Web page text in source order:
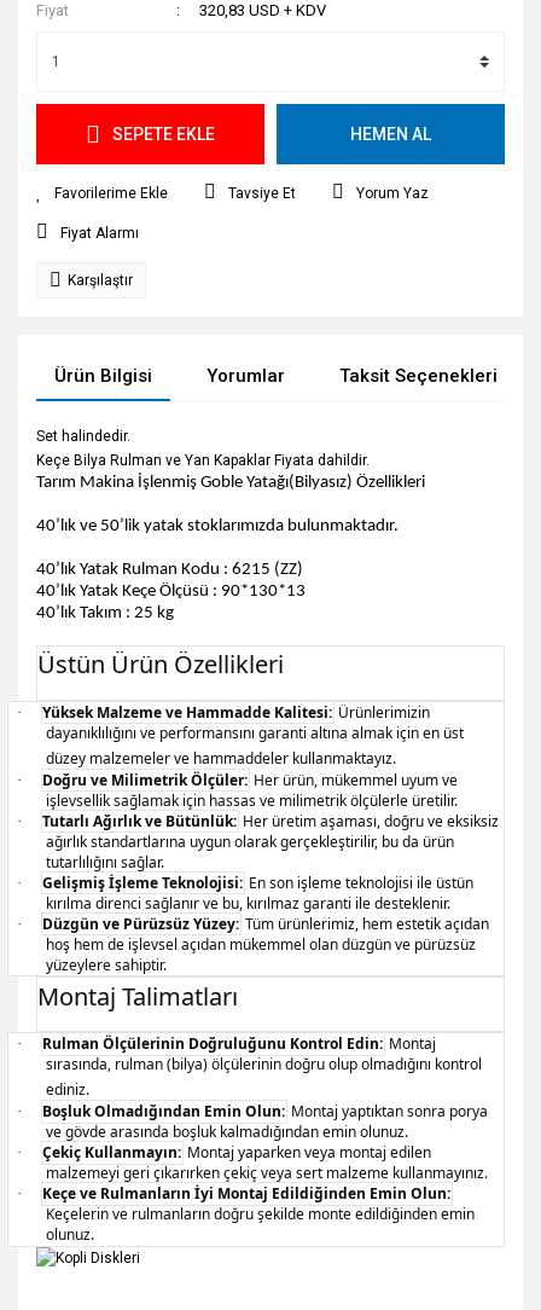
Fiyat
320,83 USD + KDV
SEPETE EKLE HEMEN AL
Tavsiye Et Yorum Yaz
Fiyat Alarmı
Karşılaştır
Ürün Bilgisi Yorumlar Taksit Seçenekleri
Set halindedir.
Keçe Bilya Rulman ve Yan Kapaklar Fiyata dahildir.
Tarım Makina İşlenmiş Goble Yatağı(Bilyasız) Özellikleri
40’lık ve 50’lik yatak stoklarımızda bulunmaktadır.
40’lık Yatak Rulman Kodu : 6215 (ZZ)
40’lık Yatak Keçe Ölçüsü : 90*130*13
40’lık Takım : 25 kg
Üstün Ürün Özellikleri
· Yüksek Malzeme ve Hammadde Kalitesi: Ürünlerimizin
dayanıklılığını ve performansını garanti altına almak için en üst
düzey malzemeler ve hammaddeler kullanmaktayız.
· Doğru ve Milimetrik Ölçüler: Her ürün, mükemmel uyum ve
işlevsellik sağlamak için hassas ve milimetrik ölçülerle üretilir.
· Tutarlı Ağırlık ve Bütünlük: Her üretim aşaması, doğru ve eksiksiz
ağırlık standartlarına uygun olarak gerçekleştirilir, bu da ürün
tutarlılığını sağlar.
· Gelişmiş İşleme Teknolojisi: En son işleme teknolojisi ile üstün
kırılma direnci sağlanır ve bu, kırılmaz garanti ile desteklenir.
· Düzgün ve Pürüzsüz Yüzey: Tüm ürünlerimiz, hem estetik açıdan
hoş hem de işlevsel açıdan mükemmel olan düzgün ve pürüzsüz
yüzeylere sahiptir.
Montaj Talimatları
· Rulman Ölçülerinin Doğruluğunu Kontrol Edin: Montaj
sırasında, rulman (bilya) ölçülerinin doğru olup olmadığını kontrol
ediniz.
· Boşluk Olmadığından Emin Olun: Montaj yaptıktan sonra porya
ve gövde arasında boşluk kalmadığından emin olunuz.
· Çekiç Kullanmayın: Montaj yaparken veya montaj edilen
malzemeyi geri çıkarırken çekiç veya sert malzeme kullanmayınız.
·
Keçe ve Rulmanların İyi Montaj Edildiğinden Emin Olun:
Keçelerin ve rulmanların doğru şekilde monte edildiğinden emin
olunuz.